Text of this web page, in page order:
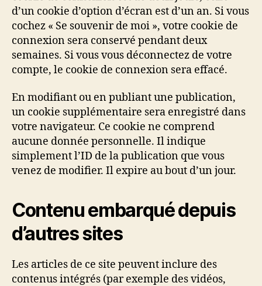
d’un cookie d’option d’écran est d’un an. Si vous
cochez « Se souvenir de moi », votre cookie de
connexion sera conservé pendant deux
semaines. Si vous vous déconnectez de votre
compte, le cookie de connexion sera effacé.
En modifiant ou en publiant une publication,
un cookie supplémentaire sera enregistré dans
votre navigateur. Ce cookie ne comprend
aucune donnée personnelle. Il indique
simplement l’ID de la publication que vous
venez de modifier. Il expire au bout d’un jour.
Contenu embarqué depuis
d’autres sites
Les articles de ce site peuvent inclure des
contenus intégrés (par exemple des vidéos,